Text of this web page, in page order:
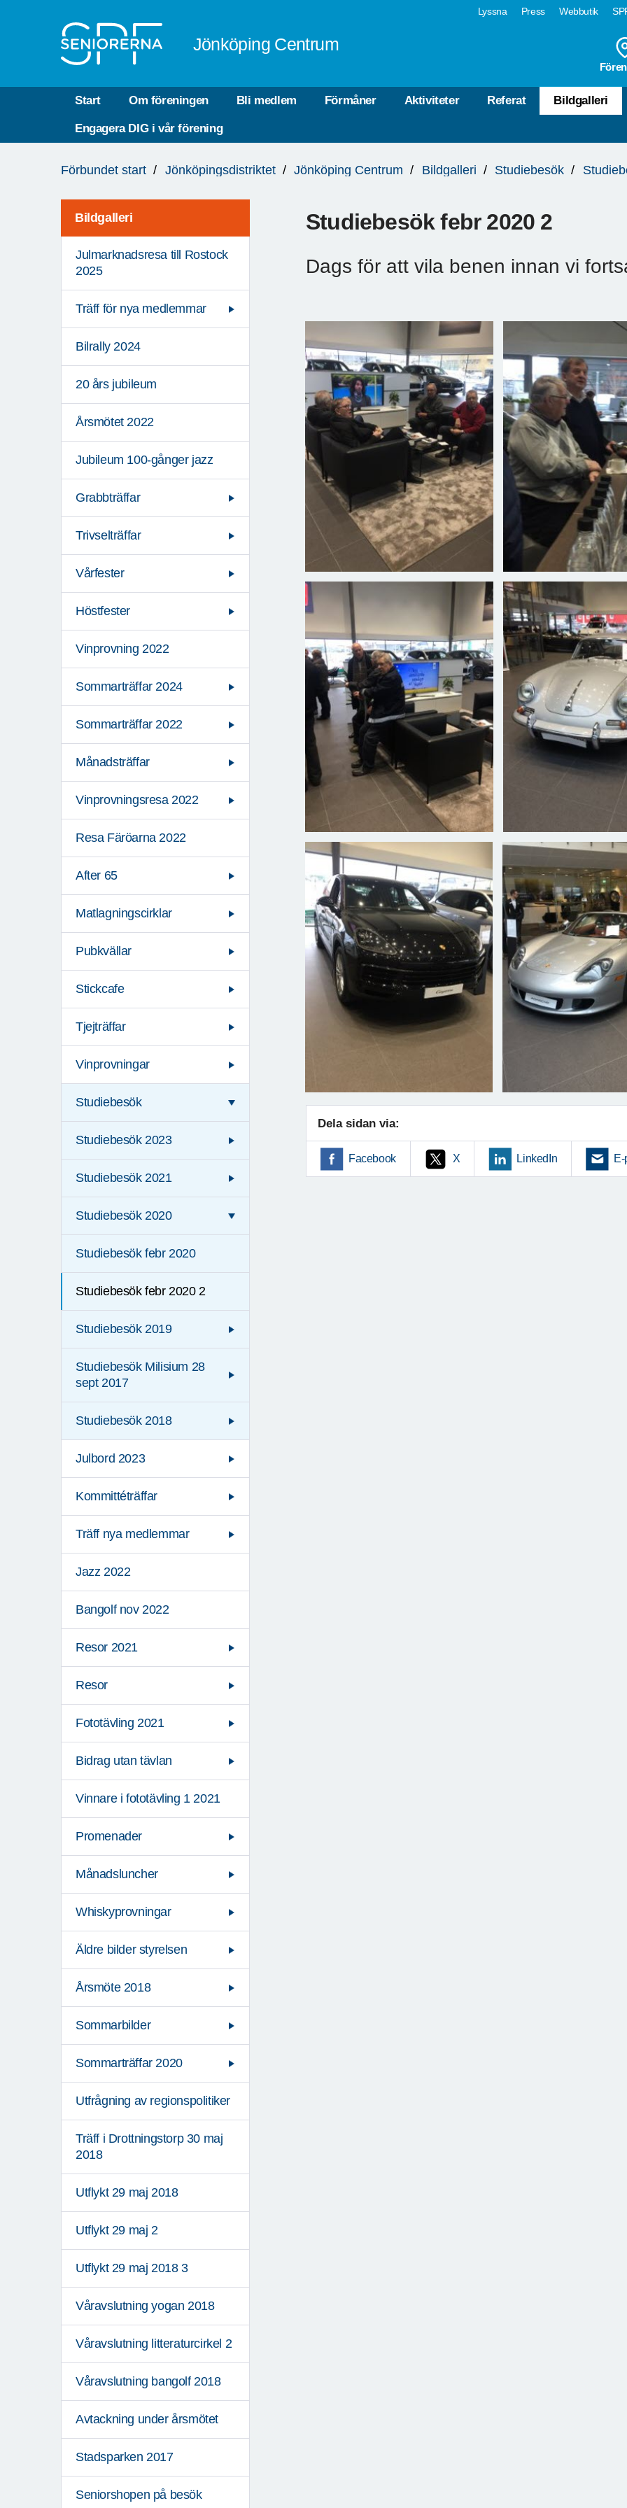
Lyssna Press Webbutik
Jönköping Centrum
Start Om föreningen Bli medlem Förmåner Aktiviteter Referat Bildgalleri
Engagera DIG i vår förening
är
Förbundet start Jönköpingsdistriktet Jönköping Centrum Bildgalleri Studiebesök
Bildgalleri
Julmarknadsresa till Rostock
2025
Träff för nya medlemmar
Bilrally 2024
20 års jubileum
Årsmötet 2022
Jubileum 100-gånger jazz
Grabbträffar
Trivselträffar
Vårfester
Höstfester
Vinprovning 2022
Sommarträffar 2024
Sommarträffar 2022
Månadsträffar
Vinprovningsresa 2022
Resa Färöarna 2022
After 65
Matlagningscirklar
Pubkvällar
Stickcafe
Tjejträffar
Vinprovningar
Studiebesök
Studiebesök 2023
Studiebesök 2021
Studiebesök 2020
Studiebesök febr 2020
Studiebesök febr 2020 2
Studiebesök 2019
Studiebesök Milisium 28
sept 2017
Studiebesök 2018
Julbord 2023
Kommittéträffar
Träff nya medlemmar
Jazz 2022
Bangolf nov 2022
Resor 2021
Resor
Fototävling 2021
Bidrag utan tävlan
Vinnare i fototävling 1 2021
Promenader
Månadsluncher
Whiskyprovningar
Äldre bilder styrelsen
Årsmöte 2018
Sommarbilder
Sommarträffar 2020
Utfrågning av regionspolitiker
Träff i Drottningstorp 30 maj
2018
Utflykt 29 maj 2018
Utflykt 29 maj 2
Utflykt 29 maj 2018 3
Våravslutning yogan 2018
Våravslutning litteraturcirkel 2
Våravslutning bangolf 2018
Avtackning under årsmötet
Stadsparken 2017
Seniorshopen på besök
Studiebesök febr 2020 2
Dags för att vila benen innan vi
Dela sidan via:
Facebook X LinkedIn